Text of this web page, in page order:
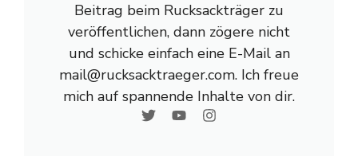
Beitrag beim Rucksackträger zu
veröffentlichen, dann zögere nicht
und schicke einfach eine E-Mail an
mail@rucksacktraeger.com. Ich freue
mich auf spannende Inhalte von dir.